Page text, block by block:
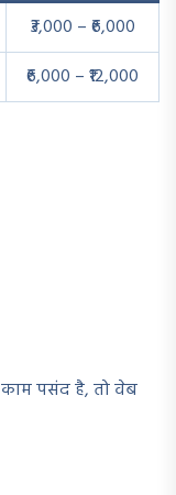
₹3,000 – ₹6,000
₹6,000 – ₹12,000
पसंद है, तो वेब